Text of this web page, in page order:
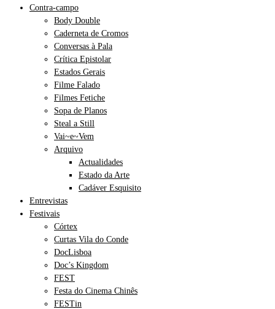
Contra-campo
Body Double
Caderneta de Cromos
Conversas à Pala
Crítica Epistolar
Estados Gerais
Filme Falado
Filmes Fetiche
Sopa de Planos
Steal a Still
Vai~e~Vem
Arquivo
Actualidades
Estado da Arte
Cadáver Esquisito
Entrevistas
Festivais
Córtex
Curtas Vila do Conde
DocLisboa
Doc’s Kingdom
FEST
Festa do Cinema Chinês
FESTin